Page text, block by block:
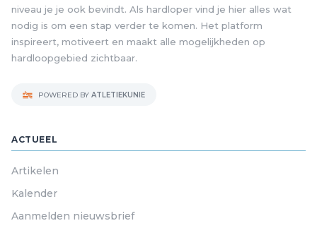
niveau je je ook bevindt. Als hardloper vind je hier alles wat
nodig is om een stap verder te komen. Het platform
inspireert, motiveert en maakt alle mogelijkheden op
hardloopgebied zichtbaar.
POWERED BY ATLETIEKUNIE
ACTUEEL
Artikelen
Kalender
Aanmelden nieuwsbrief